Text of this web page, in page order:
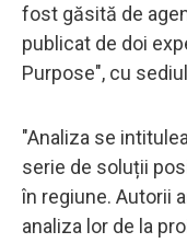
fost găsită de
publicat de doi
Purpose", cu
"Analiza se
serie de soluții
în regiune. Autorii
analiza lor de la